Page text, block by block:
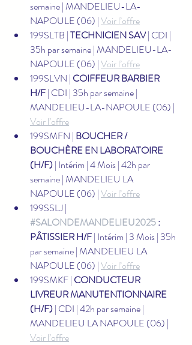
semaine | MANDELIEU-LA-
NAPOULE (06) | Voir l’offre
199SLTB | TECHNICIEN SAV | CDI |
35h par semaine | MANDELIEU-LA-
NAPOULE (06) | Voir l’offre
199SLVN | COIFFEUR BARBIER
H/F | CDI | 35h par semaine |
MANDELIEU-LA-NAPOULE (06) |
Voir l’offre
199SMFN | BOUCHER /
BOUCHÈRE EN LABORATOIRE
(H/F) | Intérim | 4 Mois | 42h par
semaine | MANDELIEU LA
NAPOULE (06) | Voir l’offre
199SSLJ |
#SALONDEMANDELIEU2025 :
PÂTISSIER H/F | Intérim | 3 Mois | 35h
par semaine | MANDELIEU LA
NAPOULE (06) | Voir l’offre
199SMKF | CONDUCTEUR
LIVREUR MANUTENTIONNAIRE
(H/F) | CDI | 42h par semaine |
MANDELIEU LA NAPOULE (06) |
Voir l’offre